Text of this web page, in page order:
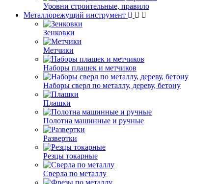
Уровни строительные, правило
Металлорежущий инструмент
Зенковки
Метчики
Наборы плашек и метчиков
Наборы сверл по металлу, дереву, бетону
Плашки
Полотна машинные и ручные
Развертки
Резцы токарные
Сверла по металлу